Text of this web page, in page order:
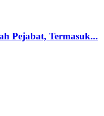
Pejabat, Termasuk...